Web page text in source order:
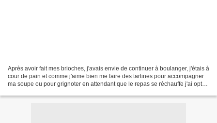
Après avoir fait mes brioches, j'avais envie de continuer à boulanger, j'étais à
cour de pain et comme j'aime bien me faire des tartines pour accompagner
ma soupe ou pour grignoter en attendant que le repas se réchauffe j'ai opté